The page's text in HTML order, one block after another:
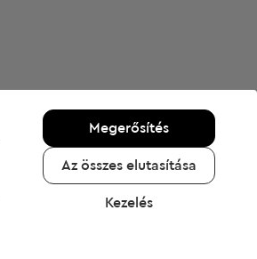
Megerősítés
Az összes elutasítása
Kezelés